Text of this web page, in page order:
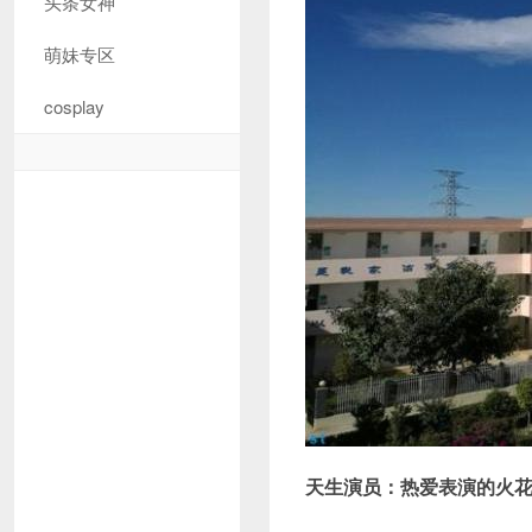
萌妹专区
cosplay
天生演员：热爱表演的火花